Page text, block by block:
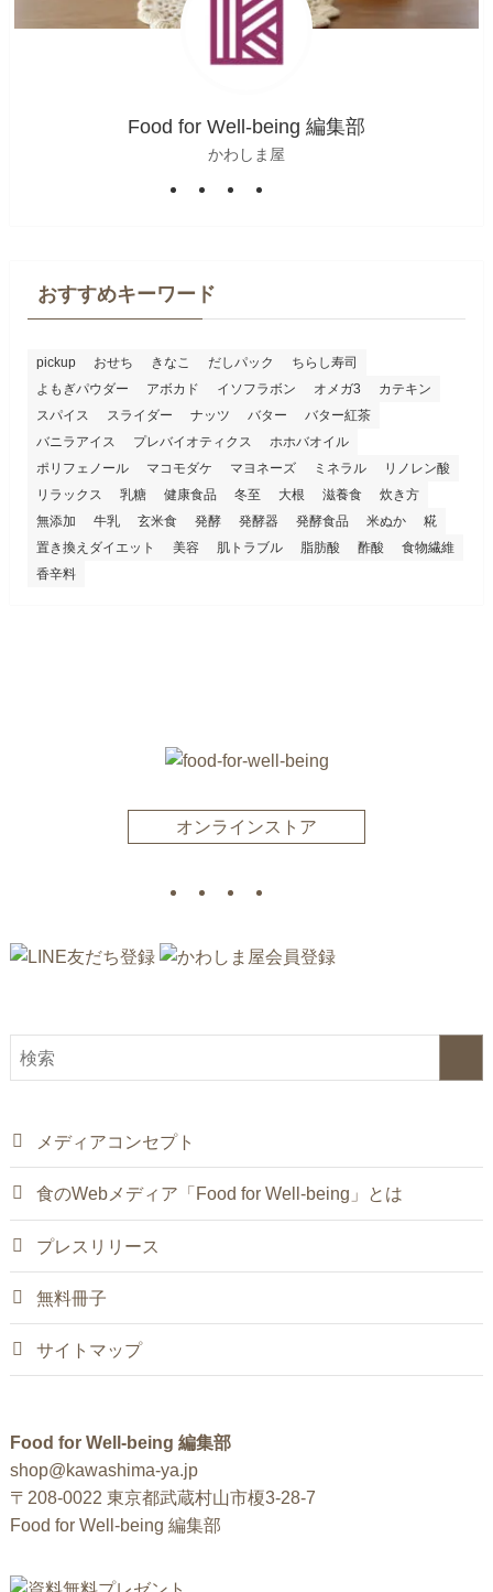
Food for Well-being 編集部
かわしま屋
おすすめキーワード
pickup おせち きなこ だしパック
ちらし寿司
よもぎパウダー
アボカド イソフラボン オメガ3
カテキン
スパイス
スライダー ナッツ バター
バター紅茶
バニラアイス
プレバイオティクス
ホホバオイル
ポリフェノール
マコモダケ マヨネーズ ミネラル
リノレン酸
リラックス
乳糖 健康食品 冬至 大根 滋養食
炊き方
無添加
牛乳 玄米食 発酵 発酵器 発酵食品 米ぬか
糀
置き換えダイエット
美容 肌トラブル 脂肪酸 酢酸
食物繊維
香辛料
オンラインストア
メディアコンセプト
食のWebメディア「Food for Well-being」とは
プレスリリース
無料冊子
サイトマップ
Food for Well-being 編集部
shop@kawashima-ya.jp
〒208-0022 東京都武蔵村山市榎3-28-7
Food for Well-being 編集部